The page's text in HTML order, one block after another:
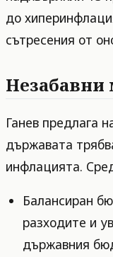
до
сътресения от
Незабавни
Ганев предлага
държавата
инфлацията.
Балансиран
разходите и
държавния